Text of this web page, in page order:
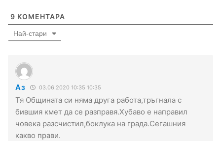
9 КОМЕНТАРА
Най-стари
Аз 03.06.2020 10:35 10:35
Тя Общината си няма друга работа,тръгнала с
бившия кмет да се разправя.Хубаво е направил
човека разсчистил,боклука на града.Сегашния
какво прави.